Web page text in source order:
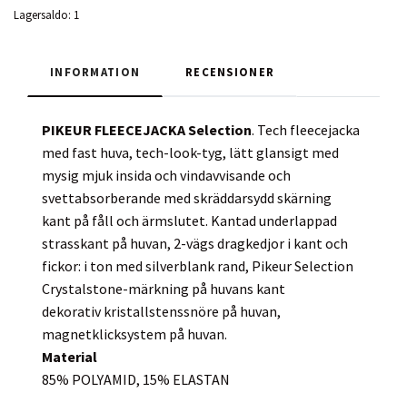
Lagersaldo: 1
INFORMATION RECENSIONER
PIKEUR FLEECEJACKA Selection. Tech fleecejacka
med fast huva, tech-look-tyg, lätt glansigt med
mysig mjuk insida och vindavvisande och
svettabsorberande med skräddarsydd skärning
kant på fåll och ärmslutet. Kantad underlappad
strasskant på huvan, 2-vägs dragkedjor i kant och
fickor: i ton med silverblank rand, Pikeur Selection
Crystalstone-märkning på huvans kant
dekorativ kristallstenssnöre på huvan,
magnetklicksystem på huvan.
Material
85% POLYAMID, 15% ELASTAN